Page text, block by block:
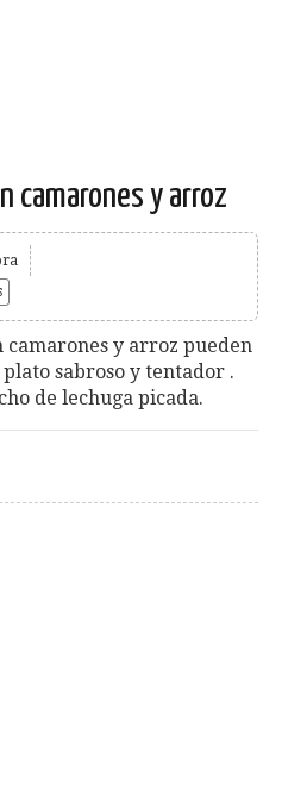
camarones y arroz
camarones y arroz pueden
sabroso y tentador .
de lechuga picada.